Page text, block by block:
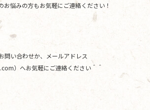
お悩みの方もお気軽にご連絡ください！
問い合わせか、メールアドレス
）へお気軽にご連絡ください＾＾